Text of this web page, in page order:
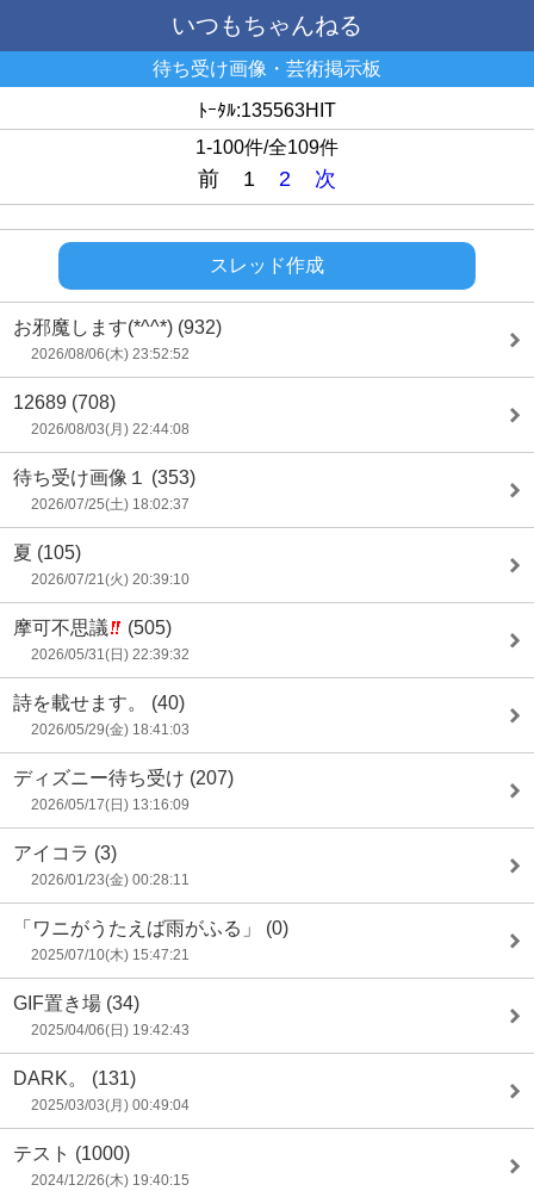
いつもちゃんねる
待ち受け画像・芸術掲示板
ﾄｰﾀﾙ:135563HIT
1-100件/全109件
前 1 2 次
スレッド作成
お邪魔します(*^^*) (932)
2026/08/06(木) 23:52:52
12689 (708)
2026/08/03(月) 22:44:08
待ち受け画像１ (353)
2026/07/25(土) 18:02:37
夏 (105)
2026/07/21(火) 20:39:10
摩可不思議 (505)
2026/05/31(日) 22:39:32
詩を載せます。 (40)
2026/05/29(金) 18:41:03
ディズニー待ち受け (207)
2026/05/17(日) 13:16:09
アイコラ (3)
2026/01/23(金) 00:28:11
「ワニがうたえば雨がふる」 (0)
2025/07/10(木) 15:47:21
GIF置き場 (34)
2025/04/06(日) 19:42:43
DARK。 (131)
2025/03/03(月) 00:49:04
テスト (1000)
2024/12/26(木) 19:40:15